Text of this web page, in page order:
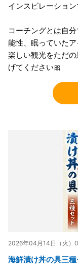
インスピレーショ
コーチングとは自
能性、眠っていた
楽しい観光をただ
げてください🎀
2026年04月14日（火）
海鮮漬け丼の具三